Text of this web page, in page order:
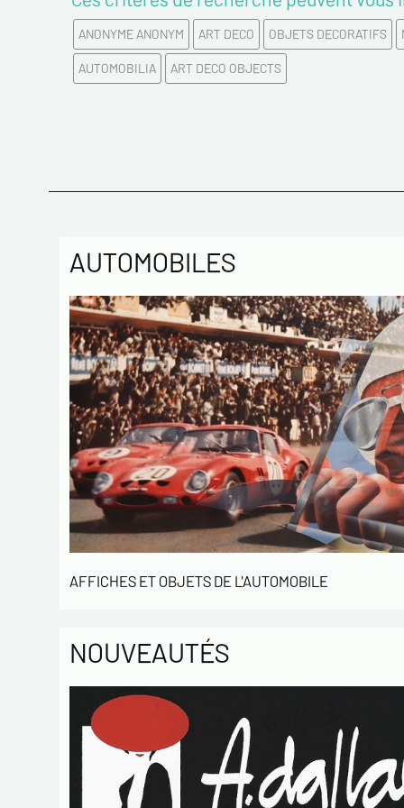
ANONYME ANONYM ART DECO OBJETS DECORATIFS
AUTOMOBILIA ART DECO OBJECTS
AUTOMOBILES
AFFICHES ET OBJETS DE L'AUTOMOBILE
NOUVEAUTÉS